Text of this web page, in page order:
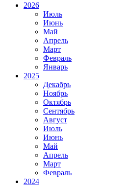
2026
Июль
Июнь
Май
Апрель
Март
Февраль
Январь
2025
Декабрь
Ноябрь
Октябрь
Сентябрь
Август
Июль
Июнь
Май
Апрель
Март
Февраль
2024